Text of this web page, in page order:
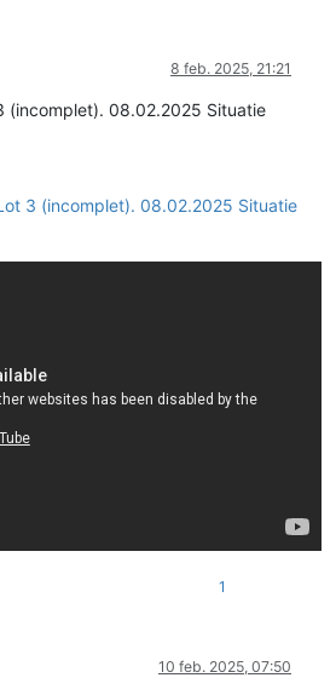
8 feb. 2025, 21:21
(incomplet). 08.02.2025 Situatie
3 (incomplet). 08.02.2025 Situatie
1
10 feb. 2025, 07:50